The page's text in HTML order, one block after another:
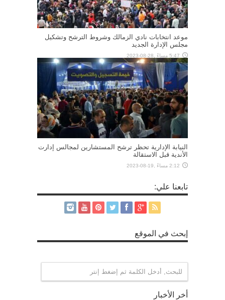
موعد انتخابات نادي الزمالك وشروط الترشح وتشكيل
مجلس الإدارة الجديد
5:47 مساءً ,28-08-2023
النيابة الإدارية تحظر ترشح المستشارين لمجالس إدارت
الأندية قبل الاستقالة
2:12 مساءً ,19-08-2023
تابعنا علي:
إبحث في الموقع
أخر الأخبار